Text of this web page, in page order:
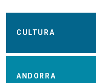
CULTURA
ANDORRA